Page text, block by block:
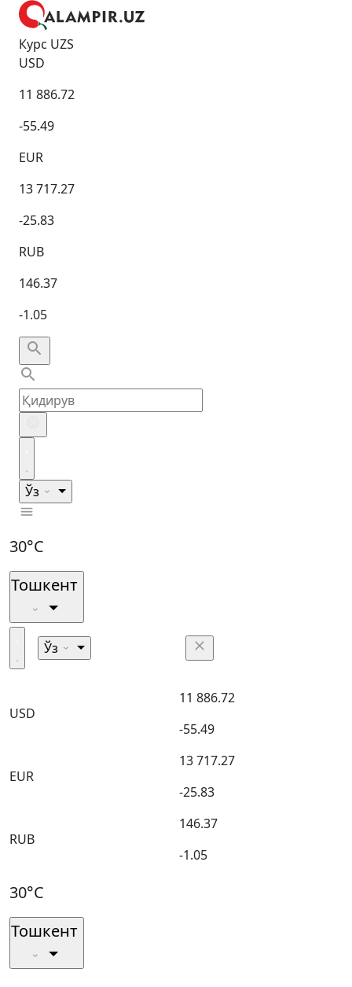
Курс UZS
USD
11 886.72
-55.49
EUR
13 717.27
-25.83
RUB
146.37
-1.05
Ўз
30°C
Тошкент
Ўз
USD
11 886.72
-55.49
EUR
13 717.27
-25.83
RUB
146.37
-1.05
30°C
Тошкент